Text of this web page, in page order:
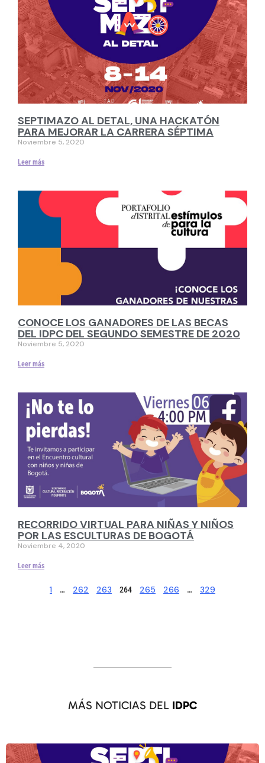
SEPTIMAZO AL DETAL, UNA HACKATÓN
PARA MEJORAR LA CARRERA SÉPTIMA
Noviembre 5, 2020
Leer más
CONOCE LOS GANADORES DE LAS BECAS
DEL IDPC DEL SEGUNDO SEMESTRE DE 2020
Noviembre 5, 2020
Leer más
RECORRIDO VIRTUAL PARA NIÑAS Y NIÑOS
POR LAS ESCULTURAS DE BOGOTÁ
Noviembre 4, 2020
Leer más
1 … 262 263 264 265 266 … 329
MÁS NOTICIAS DEL IDPC